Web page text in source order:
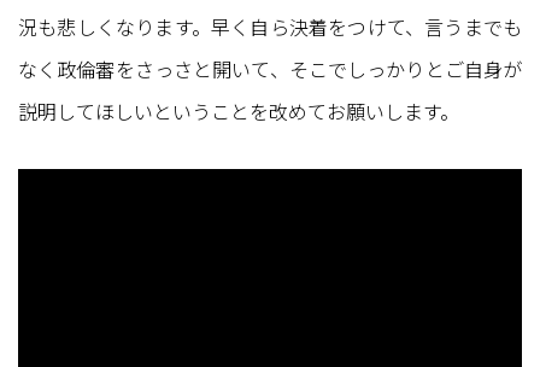
況も悲しくなります。早く自ら決着をつけて、言うまでも
なく政倫審をさっさと開いて、そこでしっかりとご自身が
説明してほしいということを改めてお願いします。